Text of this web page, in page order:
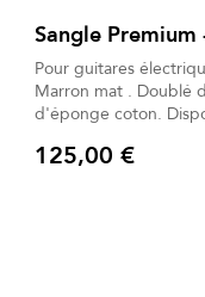
Sangle
Pour guitares
Marron mat . Doublé de laine polaire et
d'éponge coton. Dispose d'une bande
inclus. Livré dans
Prix
125,00 €